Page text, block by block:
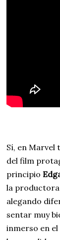
Sí, en Marvel
del film
principio
la
alegando
sentar muy
inmerso en